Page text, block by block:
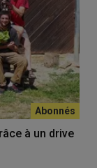
à un drive